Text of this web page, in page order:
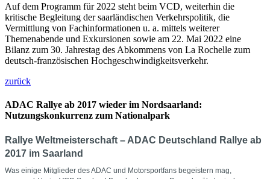
Auf dem Programm für 2022 steht beim VCD, weiterhin die
kritische Begleitung der saarländischen Verkehrspolitik, die
Vermittlung von Fachinformationen u. a. mittels weiterer
Themenabende und Exkursionen sowie am 22. Mai 2022 eine
Bilanz zum 30. Jahrestag des Abkommens von La Rochelle zum
deutsch-französischen Hochgeschwindigkeitsverkehr.
zurück
ADAC Rallye ab 2017 wieder im Nordsaarland:
Nutzungskonkurrenz zum Nationalpark
Rallye Weltmeisterschaft – ADAC Deutschland Rallye ab
2017 im Saarland
Was einige Mitglieder des ADAC und Motorsportfans begeistern mag,